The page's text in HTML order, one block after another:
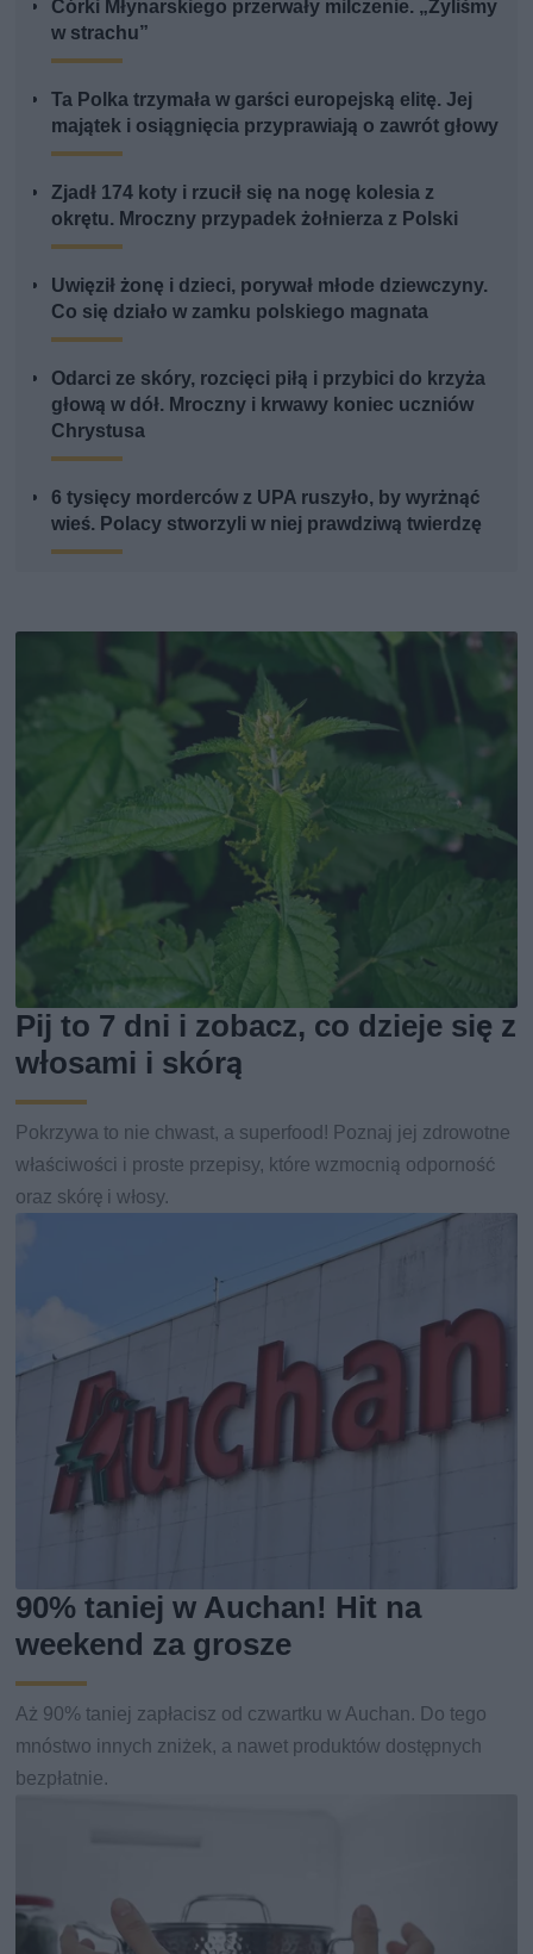
Córki Młynarskiego przerwały milczenie. „Żyliśmy
w strachu”
Ta Polka trzymała w garści europejską elitę. Jej
majątek i osiągnięcia przyprawiają o zawrót głowy
Zjadł 174 koty i rzucił się na nogę kolesia z
okrętu. Mroczny przypadek żołnierza z Polski
Uwięził żonę i dzieci, porywał młode dziewczyny.
Co się działo w zamku polskiego magnata
Odarci ze skóry, rozcięci piłą i przybici do krzyża
głową w dół. Mroczny i krwawy koniec uczniów
Chrystusa
6 tysięcy morderców z UPA ruszyło, by wyrżnąć
wieś. Polacy stworzyli w niej prawdziwą twierdzę
Pij to 7 dni i zobacz, co dzieje się z
włosami i skórą
Pokrzywa to nie chwast, a superfood! Poznaj jej zdrowotne
właściwości i proste przepisy, które wzmocnią odporność
oraz skórę i włosy.
90% taniej w Auchan! Hit na
weekend za grosze
Aż 90% taniej zapłacisz od czwartku w Auchan. Do tego
mnóstwo innych zniżek, a nawet produktów dostępnych
bezpłatnie.